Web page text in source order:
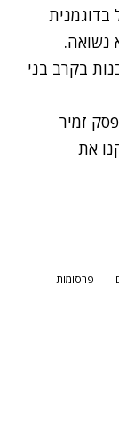
נשואה.
בקרב בני
זמיר
את
פרסומות